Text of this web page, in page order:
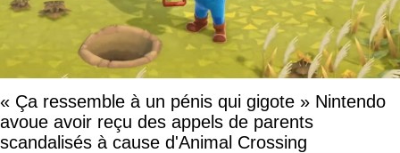
« Ça ressemble à un pénis qui gigote » Nintendo
avoue avoir reçu des appels de parents
scandalisés à cause d'Animal Crossing